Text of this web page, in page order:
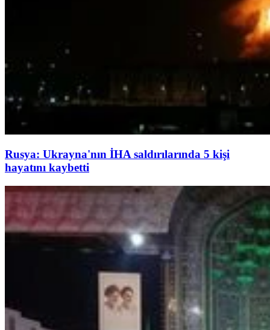
Rusya: Ukrayna'nın İHA saldırılarında 5 kişi
hayatını kaybetti